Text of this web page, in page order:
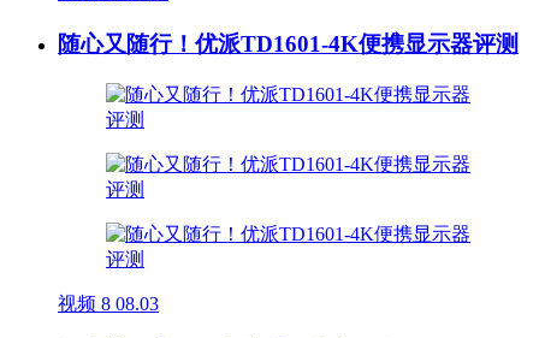
随心又随行！优派TD1601-4K便携显示器评测
视频 8 08.03